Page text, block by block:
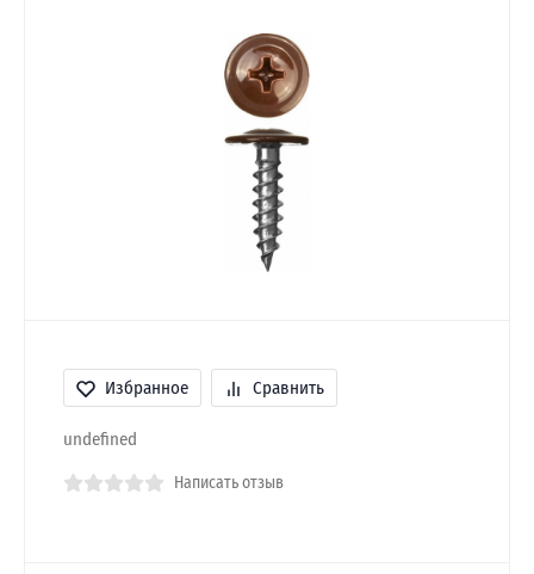
Избранное Сравнить
undefined
Написать отзыв